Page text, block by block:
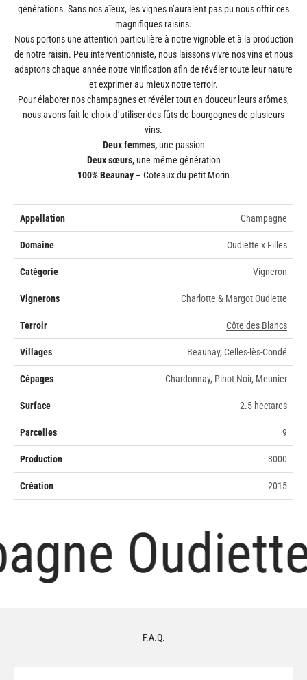
générations. Sans nos aïeux, les vignes n’auraient pas pu nous offrir ces
magnifiques raisins.
Nous portons une attention particulière à notre vignoble et à la production
de notre raisin. Peu interventionniste, nous laissons vivre nos vins et nous
adaptons chaque année notre vinification afin de révéler toute leur nature
et exprimer au mieux notre terroir.
Pour élaborer nos champagnes et révéler tout en douceur leurs arômes,
nous avons fait le choix d’utiliser des fûts de bourgognes de plusieurs
vins.
Deux femmes, une passion
Deux sœurs, une même génération
100% Beaunay – Coteaux du petit Morin
Appellation Champagne
Domaine Oudiette x Filles
Catégorie Vigneron
Vignerons Charlotte & Margot Oudiette
Terroir Côte des Blancs
Villages Beaunay, Celles-lès-Condé
Cépages Chardonnay, Pinot Noir, Meunier
Surface 2.5 hectares
Parcelles 9
Production 3000
Création 2015
F.A.Q.